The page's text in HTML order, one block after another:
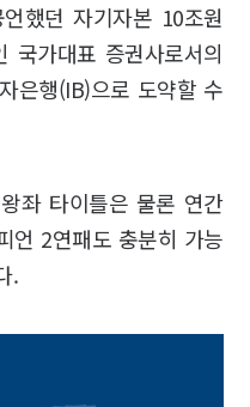
했던 자기자본 10조원
국가대표 증권사로서의
은행(IB)으로 도약할 수
좌 타이틀은 물론 연간
언 2연패도 충분히 가능
.